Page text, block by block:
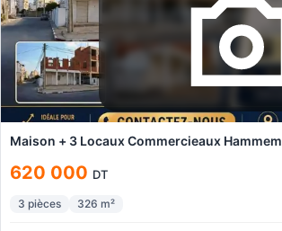
Maison + 3 Locaux Commercieaux
620 000 DT
3 pièces 326 m²